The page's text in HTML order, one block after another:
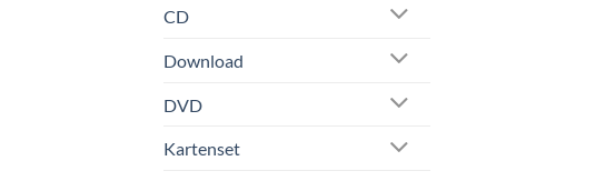
CD
Download
DVD
Kartenset